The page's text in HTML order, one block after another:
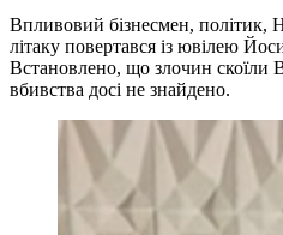
Впливовий бізнесмен, політик,
літаку повертався із ювілею
Встановлено, що злочин скоїли
вбивства досі не знайдено.